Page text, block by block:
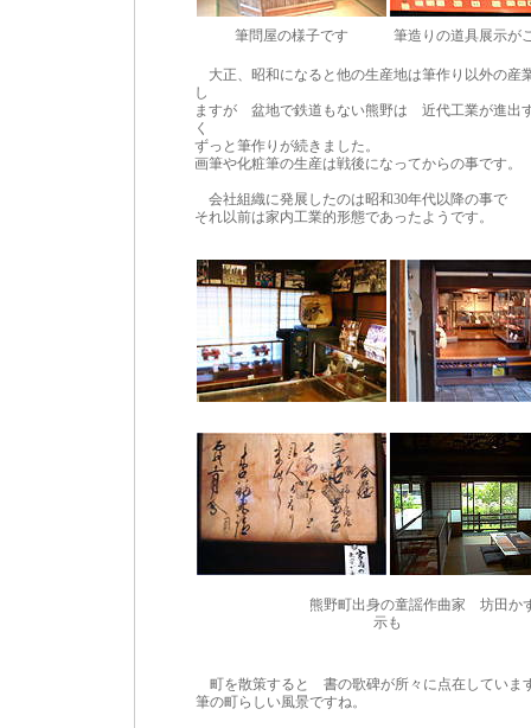
筆問屋の様子です 筆造りの道具展示が
大正、昭和になると他の生産地は筆作り以外の産
し
ますが 盆地で鉄道もない熊野は 近代工業が進出
く
ずっと筆作りが続きました。
画筆や化粧筆の生産は戦後になってからの事です。
会社組織に発展したのは昭和30年代以降の事で
それ以前は家内工業的形態であったようです。
熊野町出身の童謡作曲家 坊田かず
示も
町を散策すると 書の歌碑が所々に点在していま
筆の町らしい風景ですね。